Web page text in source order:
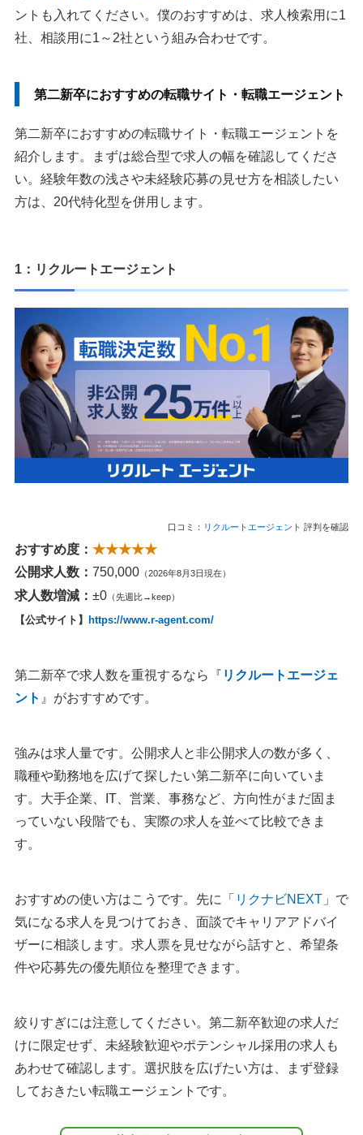
3. 転職サイトと転職エージェントを使い分ける
4. エージェントを使わない場合は応募経路を増やす
第二新卒は何年目が有利？いつ動くべきか
第二新卒の転職で企業に見られるポイント
1. 未経験でも業界や職種を変えられるか
2. 早期離職の理由を説明できるか
転職サイトを利用する流れ
1. 自己分析をする
3. 応募書類を作成する
4. 求人に応募する
5. 面接・内定
第二新卒向け転職サイトの活用方法
1. 複数の転職サイトを役割別に使う
2. 履歴書や職務経歴書を添削してもらう
3. スカウトメールで市場感を確認する
5. 内定前に働き方と教育体制を確認する
第二新卒の転職でよくある質問
Q：第二新卒におすすめの転職サイトはどこですか？
Q：第二新卒はどこで求人を探せばいいですか？
Q：新卒1～2年目でも転職できますか？
Q：新卒2年目におすすめの転職サイトはどこですか？
すか？
Q：知恵袋やSNSの口コミは、どこまで参考にしていいで
Q：第二新卒におすすめの職種・業界はありますか？
Q：第二新卒でも大手企業に転職できますか？
Q：第二新卒におすすめの転職アプリはありますか？
Q：転職エージェントを使わない転職はできますか？
らいいですか？
第二新卒おすすめ転職サイト一覧
まとめ
執筆者・監修者のmotoについて
ントも入れてください。僕のおすすめは、求人検索用に1
社、相談用に1～2社という組み合わせです。
第二新卒におすすめの転職サイト・転職エージェント
第二新卒におすすめの転職サイト・転職エージェントを
紹介します。まずは総合型で求人の幅を確認してくださ
い。経験年数の浅さや未経験応募の見せ方を相談したい
方は、20代特化型を併用します。
1：リクルートエージェント
口コミ： リクルートエージェント 評判を確認
おすすめ度： ★★★★★
公開求人数： 750,000 （2026年8月3日現在）
求人数増減： ±0 （先週比→keep）
【公式サイト】 https://www.r-agent.com/
第二新卒で求人数を重視するなら『 リクルートエージェ
ント 』がおすすめです。
強みは求人量です。公開求人と非公開求人の数が多く、
職種や勤務地を広げて探したい第二新卒に向いていま
す。大手企業、IT、営業、事務など、方向性がまだ固ま
っていない段階でも、実際の求人を並べて比較できま
す。
おすすめの使い方はこうです。先に「 リクナビNEXT 」で
気になる求人を見つけておき、面談でキャリアアドバイ
ザーに相談します。求人票を見せながら話すと、希望条
件や応募先の優先順位を整理できます。
絞りすぎには注意してください。第二新卒歓迎の求人だ
けに限定せず、未経験歓迎やポテンシャル採用の求人も
あわせて確認します。選択肢を広げたい方は、まず登録
しておきたい転職エージェントです。